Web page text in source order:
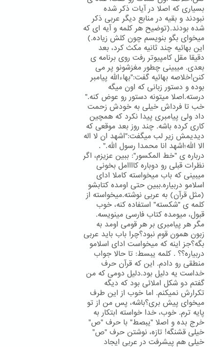
بسیاری که اصلا در آیات ذکر شده
نبودند و بقیه در منابع دیگر عربی ذکر
شده بودند.(توضیح هر کلمه و آیه ای که
میخوای بگو بنویسم چون کلش زیاده.)
این بهائیه چند ثانیه مکث کرد، بعد
دقیقا مقل کامپیوتر رفت روی برنامه ی
بعدی. میبینی چطور مغزشونو پر می
کنن!خلاصه بهائیه گفت:"بهاءالله پیامبر
بوده و دستور زبانی که اون میگه
درسته.اصلا میتونه دستور رو عوض کنه."
خب تا فرداش خیلی به خودش زحمت
داد ولی پیامبری پیدا نکرد که همچین
کاری کرده باشه. چند روز بعد موقعی که
دیدیمش زیر لب میگفت:"اشهد ان لا اله
الا الله؛اشهد انا محمدا رسول الله." .
درباره ی "خط المکسور": ببین عزیزم، اگر
نظرات قبلی رو دوباره کاااامل بخونی
میبینی که باب میخواسته کاملا ادای
اسلامو دربیاره.ببین حتی اومده کتابشو
(مثل قرآن) به عربی نوشته.میخواسته از
کلمه ی "شکسته" استفاده کنه، خوب
قبول، میومده کتاب فارسی مینویسه.
مگر هر پیامبری بر هر قومی اومد به
زبون همون قوم نبود؟چرا باب باید عربی
بگه؟جز اینه که میخواست ادای اسلامو
دربیاره؟؟ . کلمه یبسط: تا حالا جواب
منطقی رو دادم. این که قرآن حرف
خداست یه دلیل بود.دلیل دومی که من
گفتم دو شکل املائی بود که دیگه
تکرارش نمیکنم. اما خوب از این طرف
میخوای پیش بری؟باشه، پس من از تو
پایه ترم. خوب، خدا خواسته ابتکار به
خرج بده و اصلا "یبصط" با حرف "ص"
خیلی قشنگه! تازه، نوشتن حرف "ص"
خیلی هم پیشرفت در عربی ایجاد